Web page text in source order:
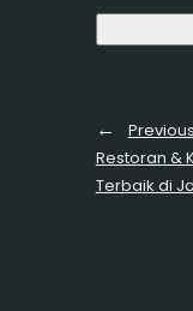
←
Restoran &
Terbaik di